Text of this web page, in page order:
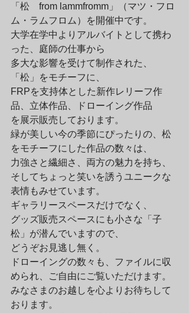
「松　from lammfromm」（マツ・フロ
ム・ラムフロム）を開催中です。
大学在学中よりアルバイトとして携わ
った、庭師の仕事から
多大な影響を受けて制作された、
「松」をモチーフに、
FRPを支持体とした新作レリーフ作
品、立体作品、ドローイング作品
を展示販売しております。
緑が美しい今の季節にぴったりの、松
をモチーフにした作品の数々は、
力強さと繊細さ、両方の魅力を持ち、
そしてちょっと笑いを誘うユニークな
表情もみせています。
ギャラリースペースだけでなく、
グッズ販売スペースにも小さな「子
松」が潜んでいますので、
どうぞお見逃し無く。
ドローイングの数々も、ファイルに収
められ、ご自由にご覧いただけます。
みなさまのお越しを心よりお待ちして
おります。